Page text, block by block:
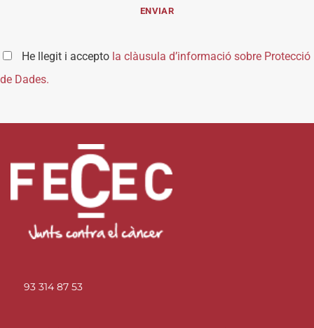
He llegit i accepto la clàusula d’informació sobre Protecció
de Dades.
93 314 87 53